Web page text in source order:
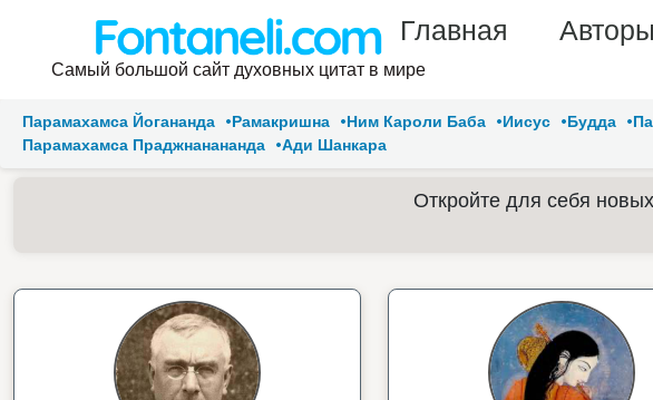
Самый большой сайт духовных цитат в мире
Главная Авторы
Парамахамса Йогананда Рамакришна Ним Кароли Баба Иисус Будда
Парамахамса Праджнанананда
Ади Шанкара
Откройте для себя